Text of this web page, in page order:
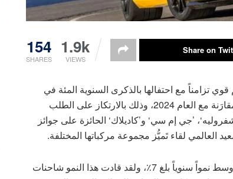
154
SHARES
1.9k
VIEWS
Share on
موتورز أفريقيا والشرق الأوسط‘ العام 2025 بزخم قوي تزامناً مع احتفالها بالذكرى السنوية المئة في
المنطقة، حيث سجّلت نمواً بارزاً في مبيعاتها بلغت نسبته 33٪ مقارَنة مع العام 2024، وذلك بالارتكاز على الطلب
’جي إم سي‘ و’كاديلاك‘ الحائزة على جوائز
العالمي لقاء تَميُّز مجموعة مركباتها المختلفة.
ضمن هذا السياق، حقّقت ’جنرال موتورز‘ في منطقة الشرق الأوسط نمواً سنوياً بلغ 7٪، ولقد قادت هذا النمو شاحنات